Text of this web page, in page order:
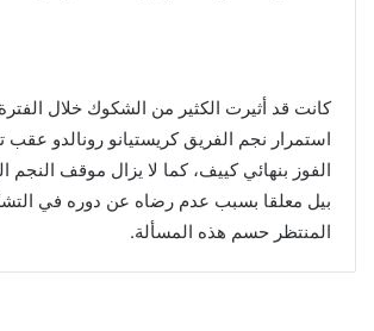
كانت قد أثيرت الكثير من الشكوك خلال
استمرار نجم الفريق كريستيانو رونالدو عقب
الفوز بنهائي كييف، كما لا يزال موقف النجم
بيل معلقا بسبب عدم رضاه عن دوره في
المنتظر حسم هذه المسألة.